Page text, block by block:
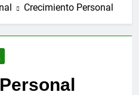
Crecimiento Personal